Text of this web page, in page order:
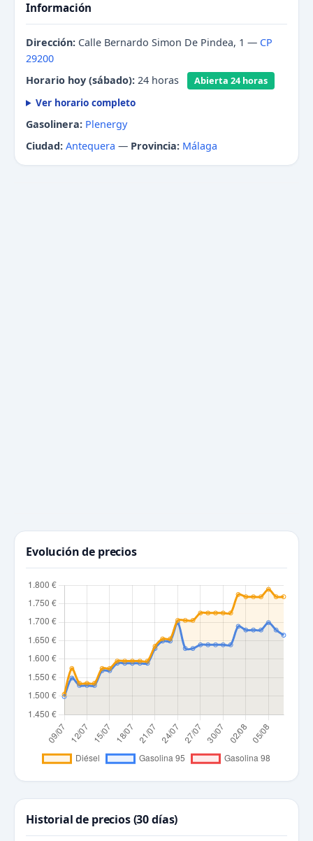
Información
Dirección: Calle Bernardo Simon De Pindea, 1 — CP
29200
Horario hoy (sábado): 24 horas Abierta 24 horas
Ver horario completo
Gasolinera: Plenergy
Ciudad: Antequera — Provincia: Málaga
Evolución de precios
Historial de precios (30 días)